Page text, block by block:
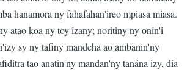
hanamora ny fahafahan'ireo mpiasa miasa.
atao koa ny toy izany; noritiny ny onin'i
sy ny tafiny mandeha ao ambanin'ny
tao anatin'ny mandan'ny tanána izy, dia